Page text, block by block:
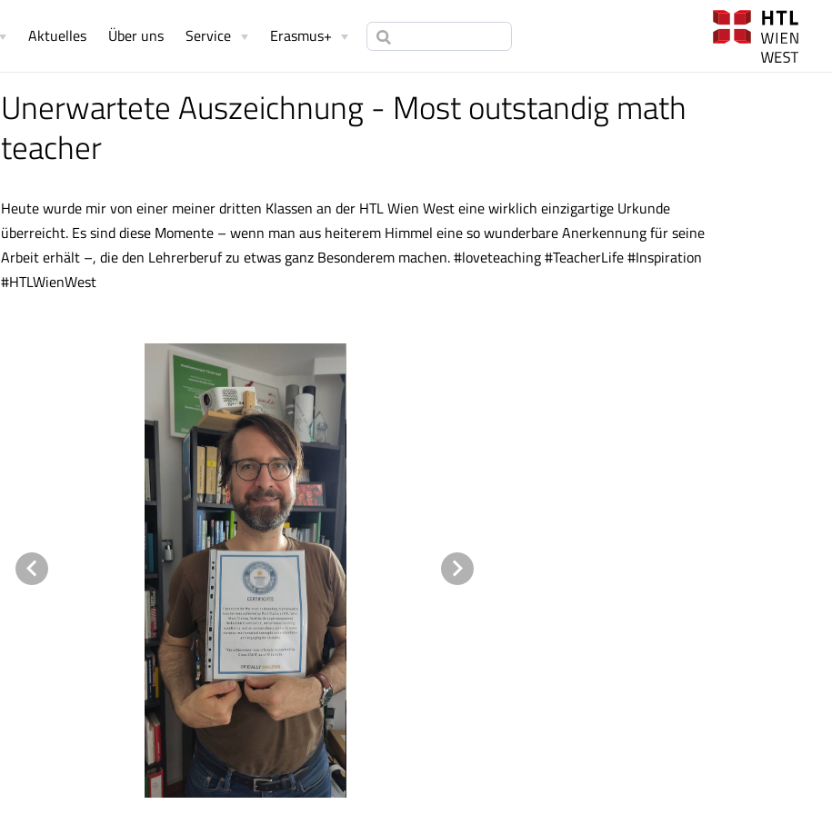
Aktuelles Über uns Service Erasmus+
Unerwartete Auszeichnung - Most outstandig math
teacher
Heute wurde mir von einer meiner dritten Klassen an der HTL Wien West eine wirklich einzigartige Urkunde
überreicht. Es sind diese Momente – wenn man aus heiterem Himmel eine so wunderbare Anerkennung für seine
Arbeit erhält –, die den Lehrerberuf zu etwas ganz Besonderem machen. #loveteaching #TeacherLife #Inspiration
#HTLWienWest